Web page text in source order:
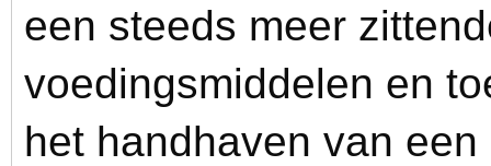
een steeds meer
voedingsmiddelen en
het handhaven van